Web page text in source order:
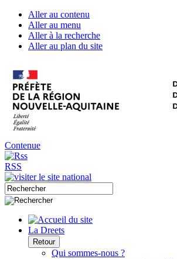
Aller au contenu
Aller au menu
Aller à la recherche
Aller au plan du site
Contenue
RSS
La Dreets
Retour
Qui sommes-nous ?